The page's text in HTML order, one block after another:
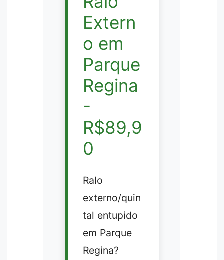
Extern
o em
Parque
Regina
-
R$89,9
0
Ralo
externo/quin
tal entupido
em Parque
Regina?